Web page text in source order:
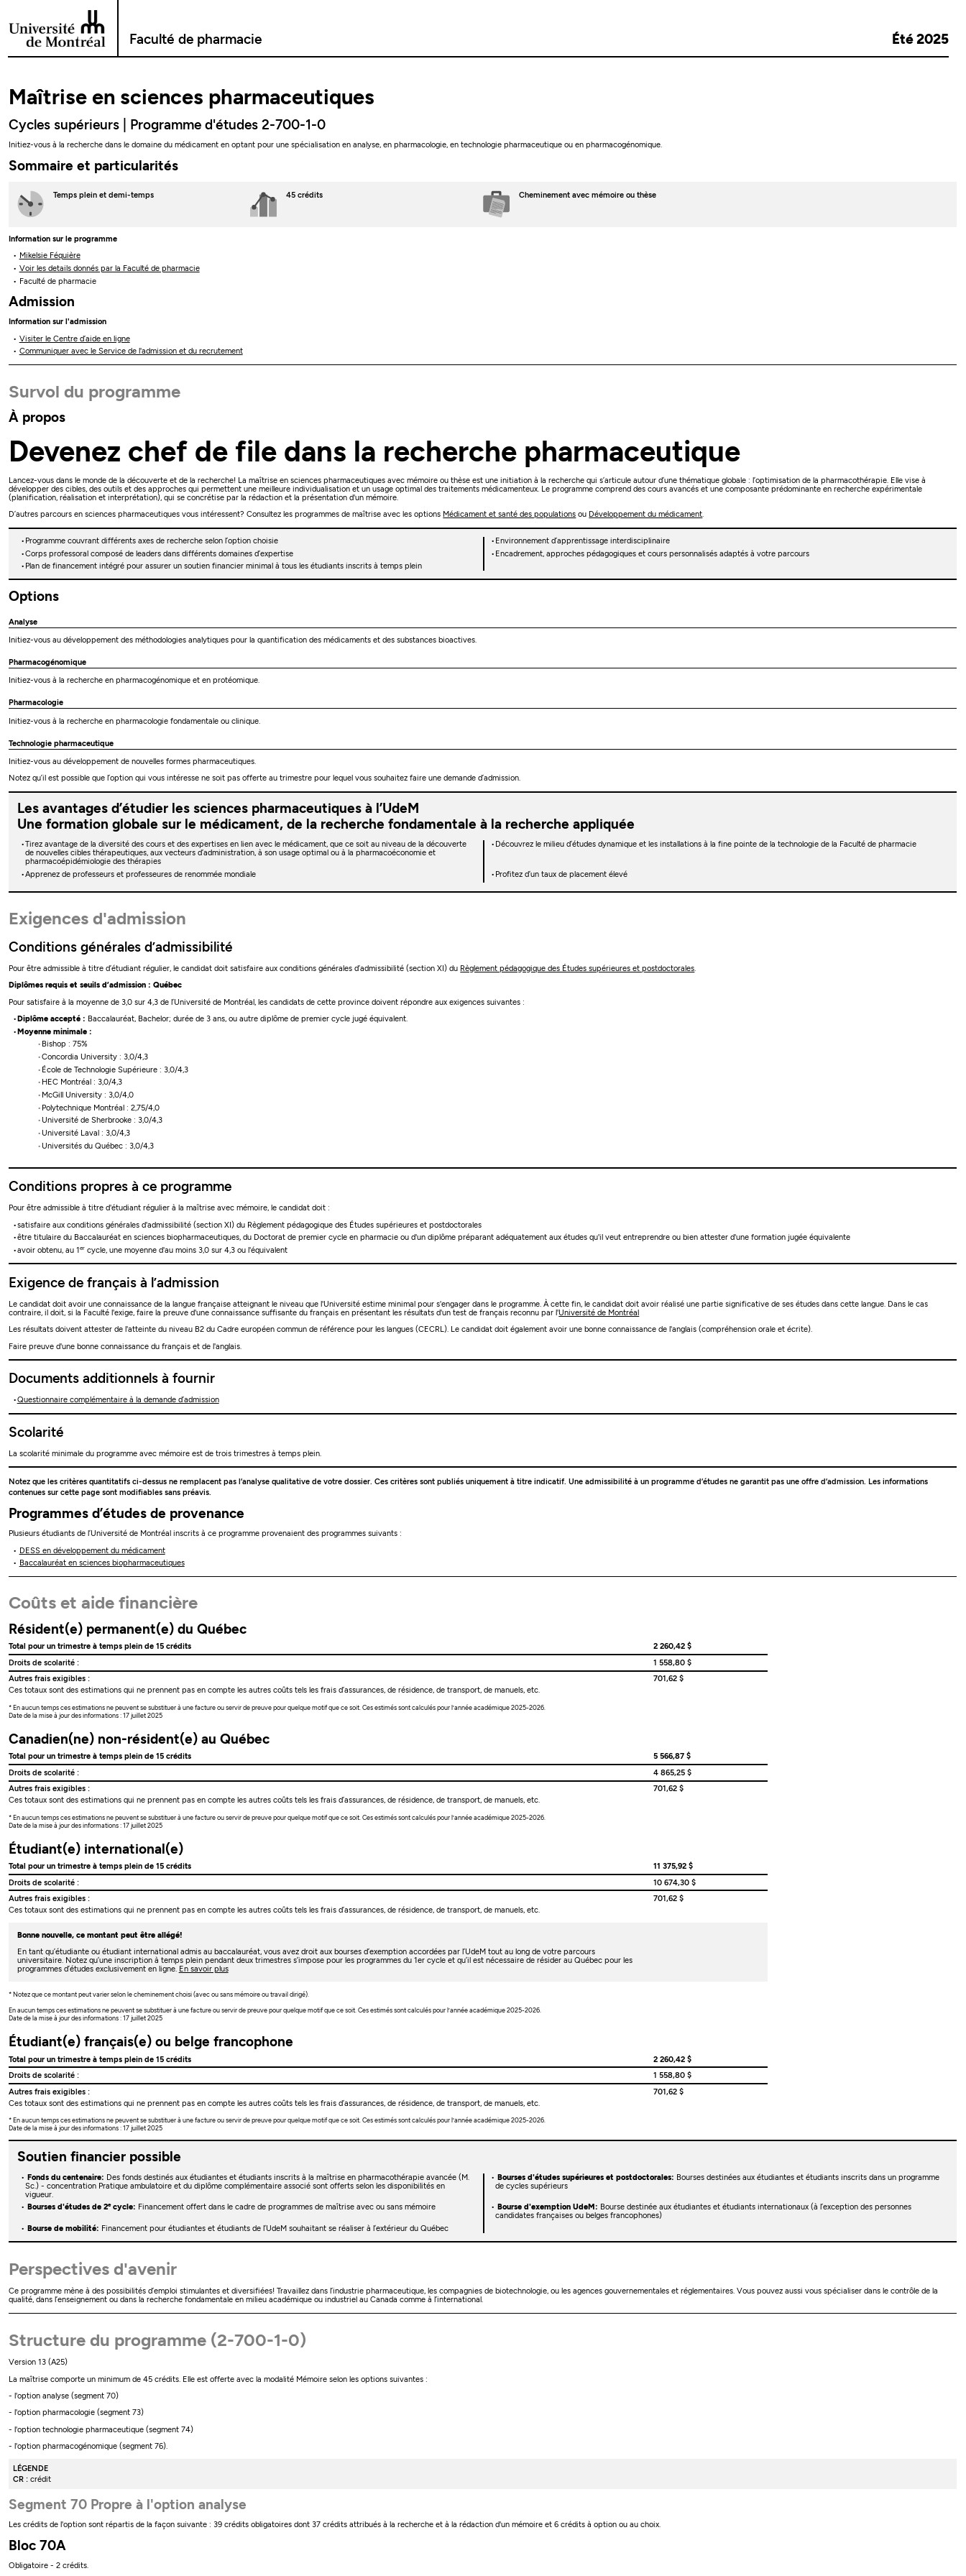
Passer au contenu
Faculté de pharmacie
Été 2025
Maîtrise en sciences pharmaceutiques
Cycles supérieurs | Programme d'études 2-700-1-0
Initiez-vous à la recherche dans le domaine du médicament en optant pour une spécialisation en analyse, en pharmacologie, en technologie pharmaceutique ou en pharmacogénomique.
Sommaire et particularités
Temps plein et demi-temps 45 crédits Cheminement avec mémoire ou thèse
Information sur le programme
Mikelsie Féquière
Voir les details donnés par la Faculté de pharmacie
Faculté de pharmacie
Admission
Information sur l'admission
Visiter le Centre d’aide en ligne
Communiquer avec le Service de l'admission et du recrutement
Survol du programme
À propos
Devenez chef de file dans la recherche pharmaceutique
Lancez-vous dans le monde de la découverte et de la recherche! La maîtrise en sciences pharmaceutiques avec mémoire ou thèse est une initiation à la recherche qui s’articule autour d’une thématique globale : l’optimisation de la pharmacothérapie. Elle vise à
développer des cibles, des outils et des approches qui permettent une meilleure individualisation et un usage optimal des traitements médicamenteux. Le programme comprend des cours avancés et une composante prédominante en recherche expérimentale
(planification, réalisation et interprétation), qui se concrétise par la rédaction et la présentation d'un mémoire.
D’autres parcours en sciences pharmaceutiques vous intéressent? Consultez les programmes de maîtrise avec les options Médicament et santé des populations ou Développement du médicament.
Programme couvrant différents axes de recherche selon l’option choisie
Environnement d’apprentissage interdisciplinaire
Corps professoral composé de leaders dans différents domaines d’expertise
Encadrement, approches pédagogiques et cours personnalisés adaptés à votre parcours
Plan de financement intégré pour assurer un soutien financier minimal à tous les étudiants inscrits à temps plein
Options
Analyse
Initiez-vous au développement des méthodologies analytiques pour la quantification des médicaments et des substances bioactives.
Pharmacogénomique
Initiez-vous à la recherche en pharmacogénomique et en protéomique.
Pharmacologie
Initiez-vous à la recherche en pharmacologie fondamentale ou clinique.
Technologie pharmaceutique
Initiez-vous au développement de nouvelles formes pharmaceutiques.
Notez qu’il est possible que l’option qui vous intéresse ne soit pas offerte au trimestre pour lequel vous souhaitez faire une demande d’admission.
Les avantages d’étudier les sciences pharmaceutiques à l’UdeM
Une formation globale sur le médicament, de la recherche fondamentale à la recherche appliquée
Tirez avantage de la diversité des cours et des expertises en lien avec le médicament, que ce soit au niveau de la découverte
de nouvelles cibles thérapeutiques, aux vecteurs d’administration, à son usage optimal ou à la pharmacoéconomie et
pharmacoépidémiologie des thérapies
Découvrez le milieu d’études dynamique et les installations à la fine pointe de la technologie de la Faculté de pharmacie
Apprenez de professeurs et professeures de renommée mondiale Profitez d’un taux de placement élevé
Exigences d'admission
Conditions générales d’admissibilité
Pour être admissible à titre d’étudiant régulier, le candidat doit satisfaire aux conditions générales d’admissibilité (section XI) du Règlement pédagogique des Études supérieures et postdoctorales.
Diplômes requis et seuils d’admission : Québec
Pour satisfaire à la moyenne de 3,0 sur 4,3 de l’Université de Montréal, les candidats de cette province doivent répondre aux exigences suivantes :
Diplôme accepté : Baccalauréat, Bachelor; durée de 3 ans, ou autre diplôme de premier cycle jugé équivalent.
Moyenne minimale :
Bishop : 75%
Concordia University : 3,0/4,3
École de Technologie Supérieure : 3,0/4,3
HEC Montréal : 3,0/4,3
McGill University : 3,0/4,0
Polytechnique Montréal : 2,75/4,0
Université de Sherbrooke : 3,0/4,3
Université Laval : 3,0/4,3
Universités du Québec : 3,0/4,3
Conditions propres à ce programme
Pour être admissible à titre d'étudiant régulier à la maîtrise avec mémoire, le candidat doit :
satisfaire aux conditions générales d'admissibilité (section XI) du Règlement pédagogique des Études supérieures et postdoctorales
être titulaire du Baccalauréat en sciences biopharmaceutiques, du Doctorat de premier cycle en pharmacie ou d'un diplôme préparant adéquatement aux études qu'il veut entreprendre ou bien attester d'une formation jugée équivalente
avoir obtenu, au 1ercycle, une moyenne d'au moins 3,0 sur 4,3 ou l'équivalent
Exigence de français à l’admission
Le candidat doit avoir une connaissance de la langue française atteignant le niveau que l'Université estime minimal pour s'engager dans le programme. À cette fin, le candidat doit avoir réalisé une partie significative de ses études dans cette langue. Dans le cas
contraire, il doit, si la Faculté l'exige, faire la preuve d'une connaissance suffisante du français en présentant les résultats d'un test de français reconnu par l'Université de Montréal
Les résultats doivent attester de l'atteinte du niveau B2 du Cadre européen commun de référence pour les langues (CECRL). Le candidat doit également avoir une bonne connaissance de l'anglais (compréhension orale et écrite).
Faire preuve d'une bonne connaissance du français et de l'anglais.
Documents additionnels à fournir
Questionnaire complémentaire à la demande d’admission
Scolarité
La scolarité minimale du programme avec mémoire est de trois trimestres à temps plein.
Notez que les critères quantitatifs ci-dessus ne remplacent pas l’analyse qualitative de votre dossier. Ces critères sont publiés uniquement à titre indicatif. Une admissibilité à un programme d’études ne garantit pas une offre d’admission. Les informations
contenues sur cette page sont modifiables sans préavis.
Programmes d’études de provenance
Plusieurs étudiants de l’Université de Montréal inscrits à ce programme provenaient des programmes suivants :
DESS en développement du médicament
Baccalauréat en sciences biopharmaceutiques
Coûts et aide financière
Résident(e) permanent(e) du Québec
Total pour un trimestre à temps plein de 15 crédits
2 260,42 $
Droits de scolarité :
1 558,80 $
Autres frais exigibles :
701,62 $
Ces totaux sont des estimations qui ne prennent pas en compte les autres coûts tels les frais d’assurances, de résidence, de transport, de manuels, etc.
* En aucun temps ces estimations ne peuvent se substituer à une facture ou servir de preuve pour quelque motif que ce soit. Ces estimés sont calculés pour l’année académique 2025-2026.
Date de la mise à jour des informations : 17 juillet 2025
Canadien(ne) non-résident(e) au Québec
Total pour un trimestre à temps plein de 15 crédits
5 566,87 $
Droits de scolarité :
4 865,25 $
Autres frais exigibles :
701,62 $
Ces totaux sont des estimations qui ne prennent pas en compte les autres coûts tels les frais d’assurances, de résidence, de transport, de manuels, etc.
* En aucun temps ces estimations ne peuvent se substituer à une facture ou servir de preuve pour quelque motif que ce soit. Ces estimés sont calculés pour l’année académique 2025-2026.
Date de la mise à jour des informations : 17 juillet 2025
Étudiant(e) international(e)
Total pour un trimestre à temps plein de 15 crédits
11 375,92 $
Droits de scolarité :
10 674,30 $
Autres frais exigibles :
701,62 $
Ces totaux sont des estimations qui ne prennent pas en compte les autres coûts tels les frais d’assurances, de résidence, de transport, de manuels, etc.
Bonne nouvelle, ce montant peut être allégé!
En tant qu’étudiante ou étudiant international admis au baccalauréat, vous avez droit aux bourses d’exemption accordées par l’UdeM tout au long de votre parcours
universitaire. Notez qu’une inscription à temps plein pendant deux trimestres s’impose pour les programmes du 1er cycle et qu’il est nécessaire de résider au Québec pour les
programmes d’études exclusivement en ligne. En savoir plus
* Notez que ce montant peut varier selon le cheminement choisi (avec ou sans mémoire ou travail dirigé).
En aucun temps ces estimations ne peuvent se substituer à une facture ou servir de preuve pour quelque motif que ce soit. Ces estimés sont calculés pour l’année académique 2025-2026.
Date de la mise à jour des informations : 17 juillet 2025
Étudiant(e) français(e) ou belge francophone
Total pour un trimestre à temps plein de 15 crédits
2 260,42 $
Droits de scolarité :
1 558,80 $
Autres frais exigibles :
701,62 $
Ces totaux sont des estimations qui ne prennent pas en compte les autres coûts tels les frais d’assurances, de résidence, de transport, de manuels, etc.
* En aucun temps ces estimations ne peuvent se substituer à une facture ou servir de preuve pour quelque motif que ce soit. Ces estimés sont calculés pour l’année académique 2025-2026.
Date de la mise à jour des informations : 17 juillet 2025
Soutien financier possible
Fonds du centenaire: Des fonds destinés aux étudiantes et étudiants inscrits à la maîtrise en pharmacothérapie avancée (M.
Sc.) - concentration Pratique ambulatoire et du diplôme complémentaire associé sont offerts selon les disponibilités en
vigueur.
Bourses d'études supérieures et postdoctorales: Bourses destinées aux étudiantes et étudiants inscrits dans un programme
de cycles supérieurs
Bourses d'études de 2ecycle: Financement offert dans le cadre de programmes de maîtrise avec ou sans mémoire Bourse d'exemption UdeM: Bourse destinée aux étudiantes et étudiants internationaux (à l’exception des personnes
candidates françaises ou belges francophones)
Bourse de mobilité: Financement pour étudiantes et étudiants de l’UdeM souhaitant se réaliser à l’extérieur du Québec
Perspectives d'avenir
Ce programme mène à des possibilités d’emploi stimulantes et diversifiées! Travaillez dans l’industrie pharmaceutique, les compagnies de biotechnologie, ou les agences gouvernementales et réglementaires. Vous pouvez aussi vous spécialiser dans le contrôle de la
qualité, dans l’enseignement ou dans la recherche fondamentale en milieu académique ou industriel au Canada comme à l’international.
Structure du programme (2-700-1-0)
Version 13 (A25)
La maîtrise comporte un minimum de 45 crédits. Elle est offerte avec la modalité Mémoire selon les options suivantes :
- l'option analyse (segment 70)
- l'option pharmacologie (segment 73)
- l'option technologie pharmaceutique (segment 74)
- l'option pharmacogénomique (segment 76).
LÉGENDE
CR : crédit
Segment 70 Propre à l'option analyse
Les crédits de l'option sont répartis de la façon suivante : 39 crédits obligatoires dont 37 crédits attribués à la recherche et à la rédaction d'un mémoire et 6 crédits à option ou au choix.
Bloc 70A
Obligatoire - 2 crédits.